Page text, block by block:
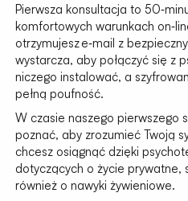
Pierwsza konsultacja to
komfortowych warunkach
otrzymujesz e‑mail z
wystarcza, aby połączyć się z
niczego instalować, a
pełną poufność.
W czasie naszego pierwszego
poznać, aby zrozumieć Twoją
chcesz osiągnąć dzięki
dotyczących o życie prywatne,
również o nawyki żywieniowe.